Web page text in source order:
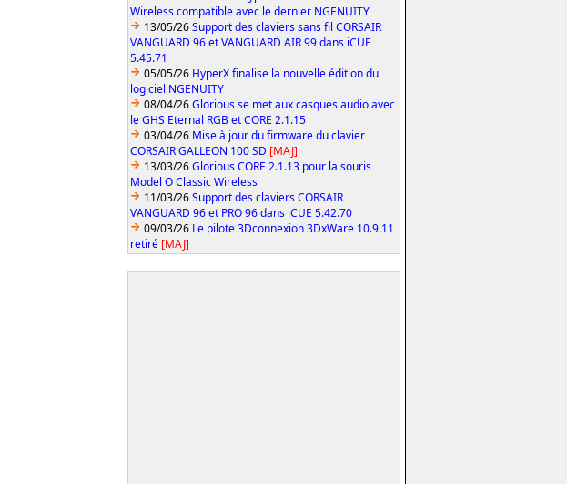
Wireless compatible avec le dernier NGENUITY
13/05/26Support des claviers sans fil CORSAIR
VANGUARD 96 et VANGUARD AIR 99 dans iCUE
5.45.71
05/05/26 HyperX finalise la nouvelle édition du
logiciel NGENUITY
08/04/26Glorious se met aux casques audio avec
le GHS Eternal RGB et CORE 2.1.15
03/04/26 Mise à jour du firmware du clavier
CORSAIR GALLEON 100 SD [MAJ]
13/03/26Glorious CORE 2.1.13 pour la souris
Model O Classic Wireless
11/03/26Support des claviers CORSAIR
VANGUARD 96 et PRO 96 dans iCUE 5.42.70
09/03/26 Le pilote 3Dconnexion 3DxWare 10.9.11
retiré [MAJ]